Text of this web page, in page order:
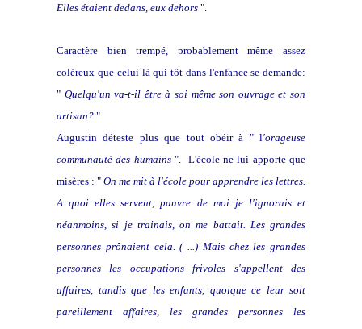
Elles étaient dedans, eux dehors ".
Caractère bien trempé, probablement même assez
coléreux que celui-là qui tôt dans l'enfance se demande:
" Quelqu'un va-t-il être à soi même son ouvrage et son
artisan? "
Augustin déteste plus que tout obéir à " l'orageuse
communauté des humains". L'école ne lui apporte que
misères : " On me mit à l'école pour apprendre les lettres.
A quoi elles servent, pauvre de moi je l'ignorais et
néanmoins, si je trainais, on me battait. Les grandes
personnes prônaient cela. ( ...) Mais chez les grandes
personnes les occupations frivoles s'appellent des
affaires, tandis que les enfants, quoique ce leur soit
pareillement affaires, les grandes personnes les